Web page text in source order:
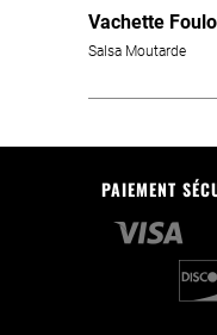
Vachette
Salsa Moutarde
PAIEMENT